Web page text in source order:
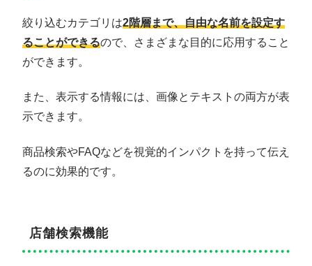
絞り込むカテゴリは2階層まで、自由な名前を設定す
ることができるので、さまざまな目的に応用すること
ができます。
また、表示する情報には、画像とテキストの両方が表
示できます。
商品検索やFAQなどを視覚的インパクトを持って伝え
るのに効果的です。
店舗検索機能